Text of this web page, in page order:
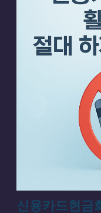
신용카드현금